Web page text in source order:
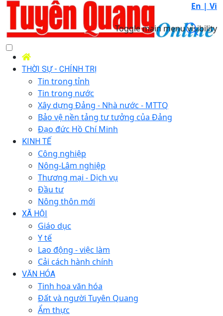
En | Vi
Toggle main menu visibility
THỜI SỰ - CHÍNH TRỊ
Tin trong tỉnh
Tin trong nước
Xây dựng Đảng - Nhà nước - MTTQ
Bảo vệ nền tảng tư tưởng của Đảng
Đạo đức Hồ Chí Minh
KINH TẾ
Công nghiệp
Nông-Lâm nghiệp
Thương mại - Dịch vụ
Đầu tư
Nông thôn mới
XÃ HỘI
Giáo dục
Y tế
Lao động - việc làm
Cải cách hành chính
VĂN HÓA
Tinh hoa văn hóa
Đất và người Tuyên Quang
Ẩm thực